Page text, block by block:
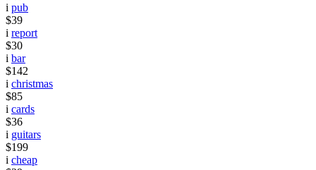
i pub
$39
i report
$30
i bar
$142
i christmas
$85
i cards
$36
i guitars
$199
i cheap